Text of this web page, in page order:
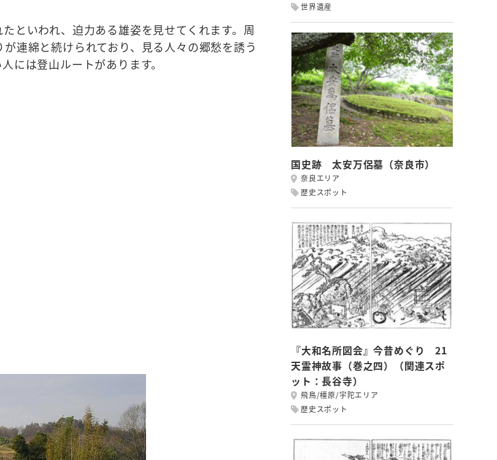
といわれ、迫力ある雄姿を見せてくれます。周
連綿と続けられており、見る人々の郷愁を誘う
には登山ルートがあります。
世界遺産
国史跡 太安万侶墓（奈良市）
奈良エリア
歴史スポット
『大和名所図会』今昔めぐり 21
天霊神故事（巻之四）（関連スポ
ット：長谷寺）
飛鳥/橿原/宇陀エリア
歴史スポット